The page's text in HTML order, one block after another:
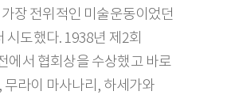
장 전위적인 미술운동이었던
시도했다. 1938년 제2회
에서 협회상을 수상했고 바로
무라이 마사나리, 하세가와